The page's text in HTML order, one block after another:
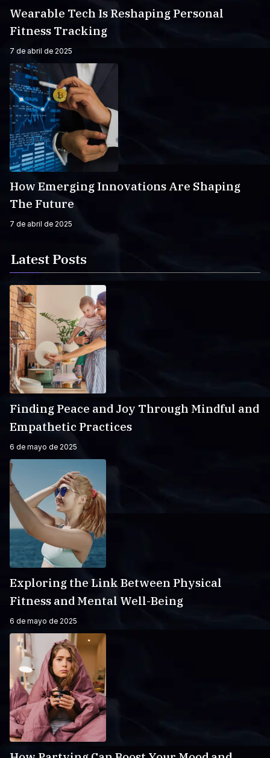
Wearable Tech Is Reshaping Personal
Fitness Tracking
7 de abril de 2025
How Emerging Innovations Are Shaping
The Future
7 de abril de 2025
Latest Posts
Finding Peace and Joy Through Mindful and
Empathetic Practices
6 de mayo de 2025
Exploring the Link Between Physical
Fitness and Mental Well-Being
6 de mayo de 2025